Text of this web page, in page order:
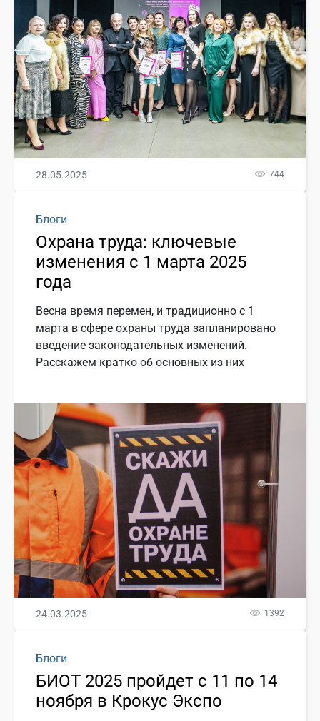
28.05.2025 744
Блоги
Охрана труда: ключевые
изменения с 1 марта 2025
года
Весна время перемен, и традиционно с 1
марта в сфере охраны труда запланировано
введение законодательных изменений.
Расскажем кратко об основных из них
24.03.2025 1392
Блоги
БИОТ 2025 пройдет с 11 по 14
ноября в Крокус Экспо